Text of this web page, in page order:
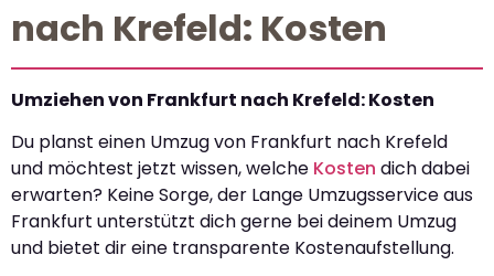
nach Krefeld: Kosten
Umziehen von Frankfurt nach Krefeld: Kosten
Du planst einen Umzug von Frankfurt nach Krefeld
und möchtest jetzt wissen, welche Kosten dich dabei
erwarten? Keine Sorge, der Lange Umzugsservice aus
Frankfurt unterstützt dich gerne bei deinem Umzug
und bietet dir eine transparente Kostenaufstellung.